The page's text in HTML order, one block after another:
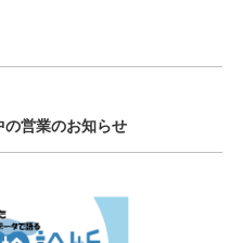
営業のお知らせ